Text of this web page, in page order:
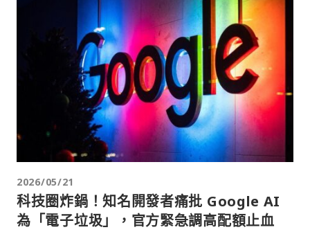
2026/05/21
科技圈炸鍋！知名開發者痛批 Google AI
為「電子垃圾」，官方緊急調高配額止血